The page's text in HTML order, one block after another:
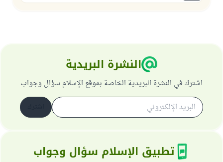
النشرة البريدية
اشترك في النشرة البريدية الخاصة بموقع الإسلام سؤال وجواب
تطبيق الإسلام سؤال وجواب